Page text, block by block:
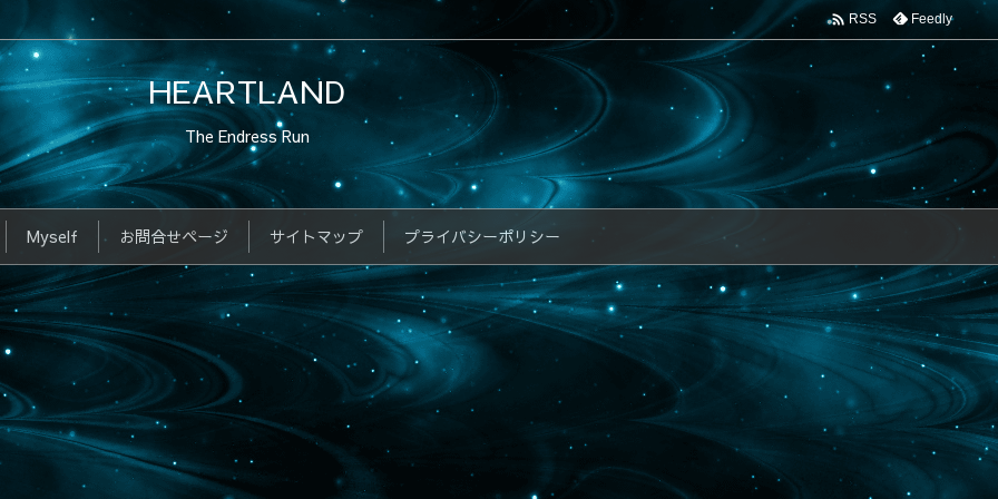
HEARTLAND
The Endress Run
Myself お問合せページ サイトマップ プライバシーポリシー
 RSS Feedly